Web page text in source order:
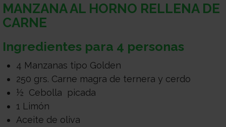
MANZANA AL HORNO RELLENA DE
CARNE
Ingredientes para 4 personas
4 Manzanas tipo Golden
250 grs. Carne magra de ternera y cerdo
½ Cebolla picada
1 Limón
Aceite de oliva